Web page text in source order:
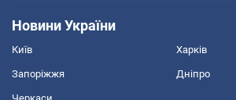
Новини України
Київ Харків
Запоріжжя Дніпро